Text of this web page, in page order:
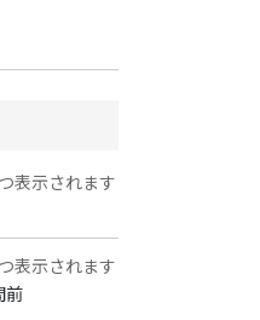
表示されます
表示されます
前